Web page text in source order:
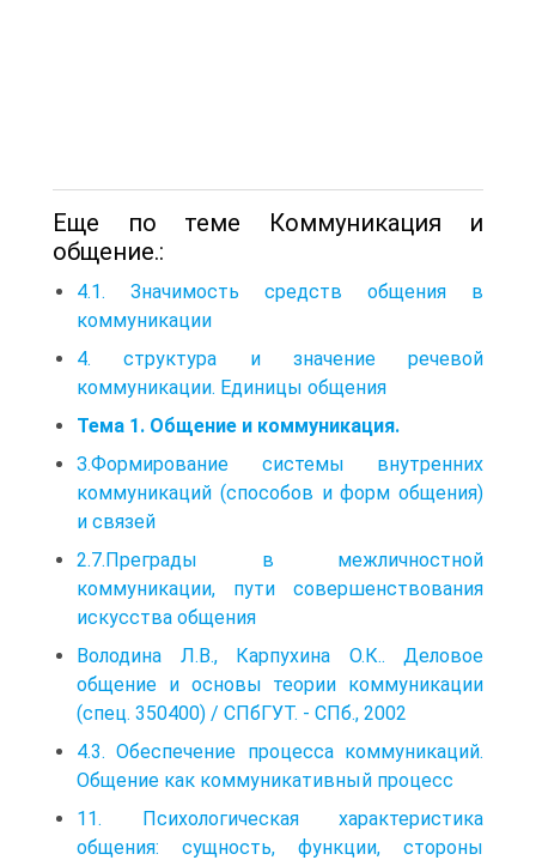
Еще по теме Коммуникация и
общение.:
4.1. Значимость средств общения в
коммуникации
4. структура и значение речевой
коммуникации. Единицы общения
Тема 1. Общение и коммуникация.
З.Формирование системы внутренних
коммуникаций (способов и форм общения)
и связей
2.7.Преграды в межличностной
коммуникации, пути совершенствования
искусства общения
Володина Л.В., Карпухина О.К.. Деловое
общение и основы теории коммуникации
(спец. 350400) / СПбГУТ. - СПб., 2002
4.3. Обеспечение процесса коммуникаций.
Общение как коммуникативный процесс
11. Психологическая характеристика
общения: сущность, функции, стороны